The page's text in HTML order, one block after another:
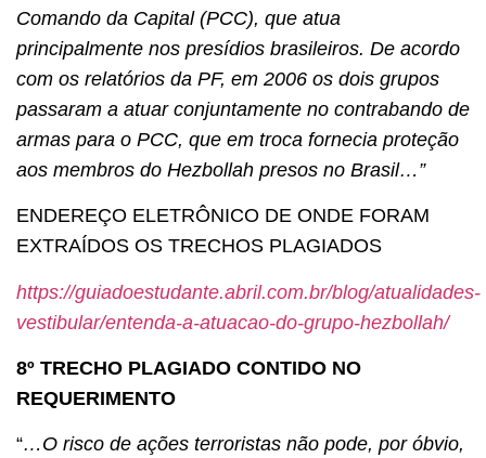
Comando da Capital (PCC), que atua
principalmente nos presídios brasileiros. De acordo
com os relatórios da PF, em 2006 os dois grupos
passaram a atuar conjuntamente no contrabando de
armas para o PCC, que em troca fornecia proteção
aos membros do Hezbollah presos no Brasil…”
ENDEREÇO ELETRÔNICO DE ONDE FORAM
EXTRAÍDOS OS TRECHOS PLAGIADOS
https://guiadoestudante.abril.com.br/blog/atualidades-
vestibular/entenda-a-atuacao-do-grupo-hezbollah/
8º TRECHO PLAGIADO CONTIDO NO
REQUERIMENTO
“…O risco de ações terroristas não pode, por óbvio,